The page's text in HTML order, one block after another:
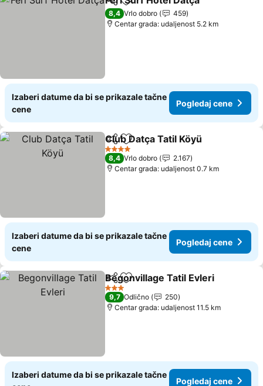
Deli Dodati u favorite
8,4 Vrlo dobro
459
Centar grada: udaljenost 5.2 km
Izaberi datume da bi se prikazale tačne
cene
Pogledaj cene
Deli Dodati u favorite
Club Datça Tatil Köyü
4 Zvezdice
8,4 Vrlo dobro
2.167
Centar grada: udaljenost 0.7 km
Izaberi datume da bi se prikazale tačne
cene
Pogledaj cene
Deli Dodati u favorite
Begonvillage Tatil Evleri
3 Zvezdice
9,7 Odlično
250
Centar grada: udaljenost 11.5 km
Izaberi datume da bi se prikazale tačne
Pogledaj cene